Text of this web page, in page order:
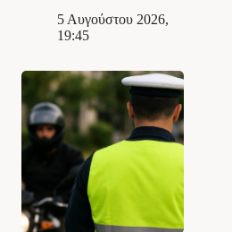
5 Αυγούστου 2026,
19:45